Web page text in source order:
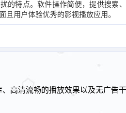
的特点。软件操作简便，提供搜索
用户体验优秀的影视播放应用。
高清流畅的播放效果以及无广告